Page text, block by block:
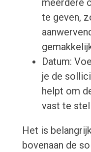
meerdere
te geven,
Datum:
je de
helpt om
vast te
Het is
bovenaan de